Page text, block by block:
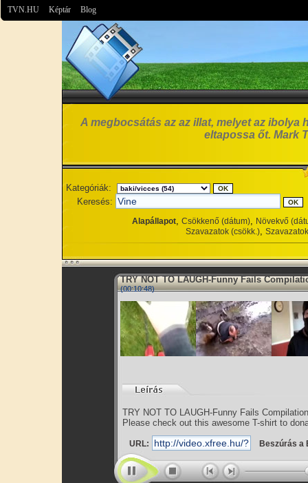
TVN.HU Képtár Blog
A megbocsátás az az illat, melyet az ibolya
eltapossa őt. Mark
Kategóriák:
Keresés:
Alapállapot, Csökkenő (dátum), Növekvő
Szavazatok (csökk.),
TRY NOT TO LAUGH-Funny Fails
(00:10:48)
TRY NOT TO LAUGH-Funny Fails
Please check out this awesome T-shirt to
URL: Beszúrás a